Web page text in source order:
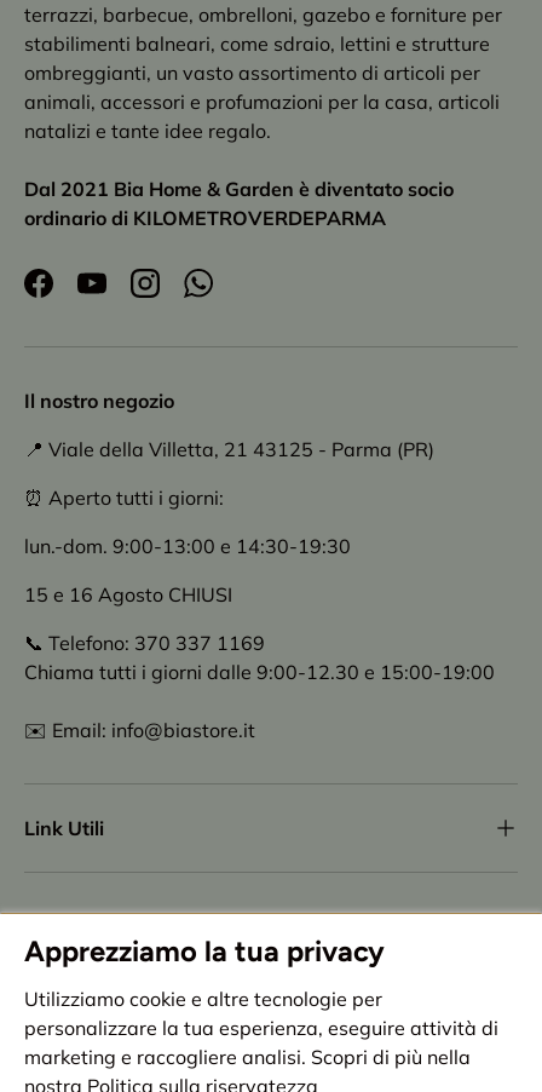
Apprezziamo la tua privacy
Utilizziamo cookie e altre tecnologie per
personalizzare la tua esperienza, eseguire attività di
marketing e raccogliere analisi. Scopri di più nella
nostra Politica sulla riservatezza
terrazzi, barbecue, ombrelloni, gazebo e forniture per
stabilimenti balneari, come sdraio, lettini e strutture
ombreggianti, un vasto assortimento di articoli per
animali, accessori e profumazioni per la casa, articoli
natalizi e tante idee regalo.
Dal 2021 Bia Home & Garden è diventato socio
ordinario di KILOMETROVERDEPARMA
FacebookYouTubeInstagramWhatsApp
Il nostro negozio
📍 Viale della Villetta, 21 43125 - Parma (PR)
⏰ Aperto tutti i giorni:
lun.-dom. 9:00-13:00 e 14:30-19:30
15 e 16 Agosto CHIUSI
📞 Telefono: 370 337 1169
Chiama tutti i giorni dalle 9:00-12.30 e 15:00-19:00
✉️ Email: info@biastore.it
Link Utili
Newsletter
aggiornato sulle ultime novità e i nostri eventi.
Email